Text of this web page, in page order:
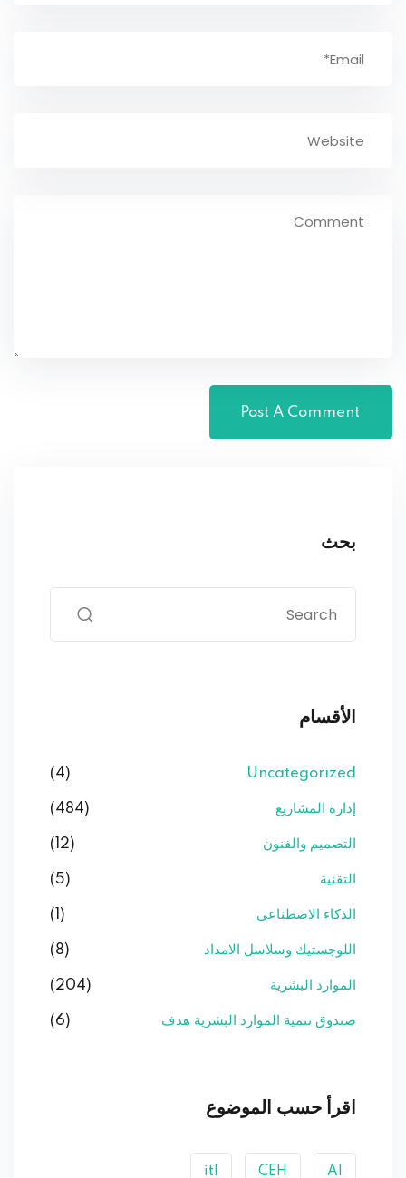
بحث
الأقسام
Uncategorized
(4)
إدارة المشاريع (484)
التصميم والفنون (12)
التقنية (5)
الذكاء الاصطناعي (1)
اللوجستيك وسلاسل الامداد (8)
الموارد البشرية (204)
صندوق تنمية الموارد البشرية هدف (6)
اقرأ حسب الموضوع
AI
CEH
itl